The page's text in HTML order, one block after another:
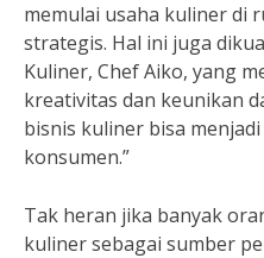
memulai usaha kuliner di
strategis. Hal ini juga
Kuliner, Chef Aiko, yang
kreativitas dan keunikan
bisnis kuliner bisa
konsumen.”
Tak heran jika banyak
kuliner sebagai sumber